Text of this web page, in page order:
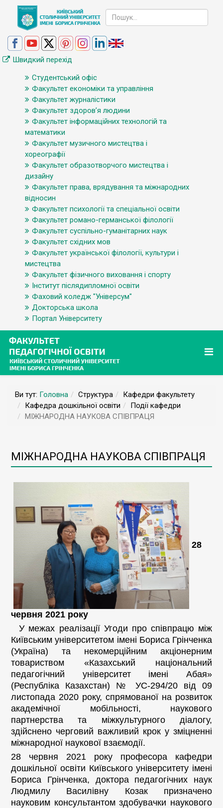
Швидкий перехід
Студентський офіс
Факультет економіки та управління
Факультет журналістики
Факультет здоров’я людини
Факультет інформаційних технологій та
математики
Факультет музичного мистецтва і
хореографії
Факультет образотворчого мистецтва і
дизайну
Факультет права, врядування та міжнародних
відносин
Факультет психології та спеціальної освіти
Факультет романо-германської філології
Факультет суспільно-гуманітарних наук
Факультет східних мов
Факультет української філології, культури і
мистецтва
Факультет фізичного виховання і спорту
Інститут післядипломної освіти
Фаховий коледж "Універсум"
Докторська школа
Портал Університету
Ви тут: Головна Структура
Кафедри факультету
Кафедра дошкільної освіти
Події кафедри
МІЖНАРОДНА НАУКОВА СПІВПРАЦЯ
МІЖНАРОДНА НАУКОВА СПІВПРАЦЯ
28
червня 2021 року
У межах реалізації Угоди про співпрацю між
Київським університетом імені Бориса Грінченка
(Україна) та некомерційним акціонерним
товариством «Казахський національний
педагогічний університет імені Абая»
(Республіка Казахстан) № УС-294/20 від 09
листопада 2020 року, спрямованої на розвиток
академічної мобільності, наукового
партнерства та міжкультурного діалогу,
здійснено черговий важливий крок у зміцненні
міжнародної наукової взаємодії.
28 червня 2021 року професора кафедри
дошкільної освіти Київського університету імені
Бориса Грінченка, доктора педагогічних наук
Людмилу Василівну Козак призначено
науковим консультантом здобувачки наукового